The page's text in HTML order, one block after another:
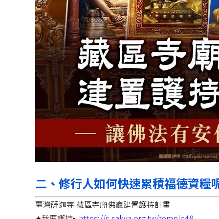
二、修行人如何快速累積福德資糧
臺灣薩迦寺 藏區寺廟佛龕建置護持計畫